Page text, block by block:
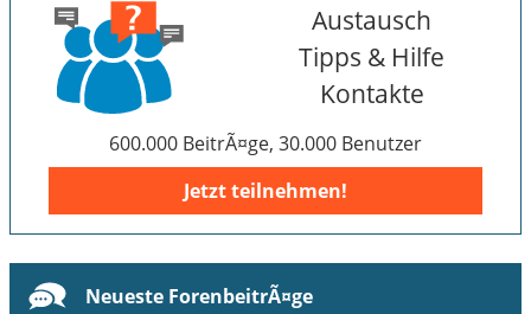
Austausch
Tipps & Hilfe
Kontakte
600.000 BeitrÃ¤ge, 30.000 Benutzer
Jetzt teilnehmen!
Neueste ForenbeitrÃ¤ge